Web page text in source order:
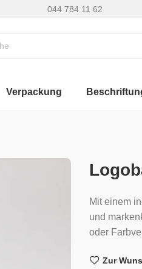
044 784 11 62
Verpackung
Mit einem
und
oder
Zur